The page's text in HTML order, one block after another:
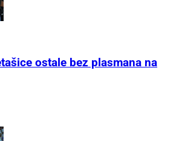
ostale bez plasmana na